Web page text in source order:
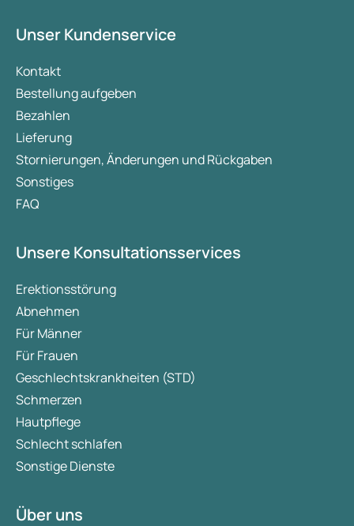
Unser Kundenservice
Kontakt
Bestellung aufgeben
Bezahlen
Lieferung
Stornierungen, Änderungen und Rückgaben
Sonstiges
FAQ
Unsere Konsultationsservices
Erektionsstörung
Abnehmen
Für Männer
Für Frauen
Geschlechtskrankheiten (STD)
Schmerzen
Hautpflege
Schlecht schlafen
Sonstige Dienste
Über uns